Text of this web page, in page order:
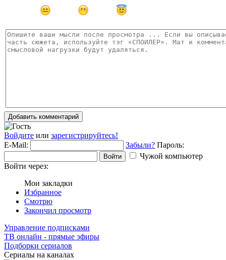
Добавить комментарий
Войдите или зарегистрируйтесь!
E-Mail:
Забыли? Пароль:
Войти
Чужой компьютер
Войти через:
Мои закладки
Избранное
Смотрю
Закончил просмотр
Управление подписками
ТВ онлайн - прямые эфиры
Подборки сериалов
Сериалы на каналах